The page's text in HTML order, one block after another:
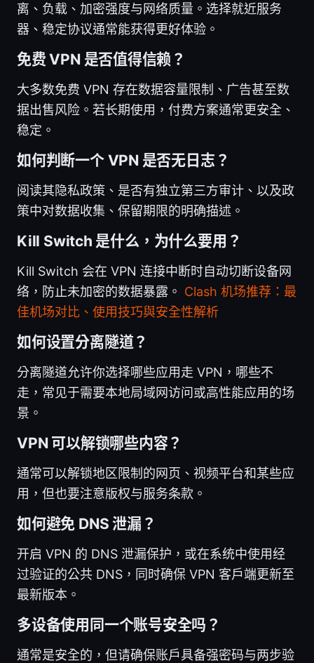
离、负载、加密强度与网络质量。选择就近服务
器、稳定协议通常能获得更好体验。
免费 VPN 是否值得信赖？
大多数免费 VPN 存在数据容量限制、广告甚至数
据出售风险。若长期使用，付费方案通常更安全、
稳定。
如何判断一个 VPN 是否无日志？
阅读其隐私政策、是否有独立第三方审计、以及政
策中对数据收集、保留期限的明确描述。
Kill Switch 是什么，为什么要用？
Kill Switch 会在 VPN 连接中断时自动切断设备网
络，防止未加密的数据暴露。 Clash 机场推荐：最
佳机场对比、使用技巧與安全性解析
如何设置分离隧道？
分离隧道允许你选择哪些应用走 VPN，哪些不
走，常见于需要本地局域网访问或高性能应用的场
景。
VPN 可以解锁哪些内容？
通常可以解锁地区限制的网页、视频平台和某些应
用，但也要注意版权与服务条款。
如何避免 DNS 泄漏？
开启 VPN 的 DNS 泄漏保护，或在系统中使用经
过验证的公共 DNS，同时确保 VPN 客户端更新至
最新版本。
多设备使用同一个账号安全吗？
通常是安全的，但请确保账户具备强密码与两步验